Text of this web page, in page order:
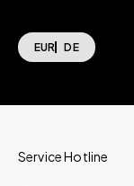
EUR DE
Service Hotline